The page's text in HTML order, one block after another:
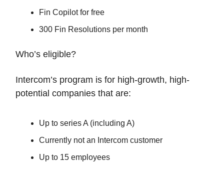
Fin Copilot for free
300 Fin Resolutions per month
Who’s eligible?
Intercom’s program is for high-growth, high-
potential companies that are:
Up to series A (including A)
Currently not an Intercom customer
Up to 15 employees